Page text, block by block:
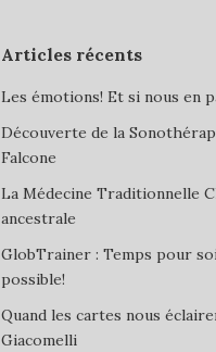
Articles récents
Les émotions! Et si nous en
Découverte de la
Falcone
La Médecine Traditionnelle
ancestrale
GlobTrainer : Temps pour
possible!
Quand les cartes nous
Giacomelli